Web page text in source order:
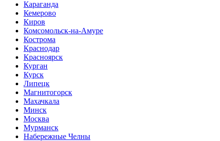
Караганда
Кемерово
Киров
Комсомольск-на-Амуре
Кострома
Краснодар
Красноярск
Курган
Курск
Липецк
Магнитогорск
Махачкала
Минск
Москва
Мурманск
Набережные Челны